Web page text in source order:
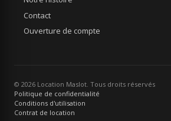
Contact
Ouverture de compte
© 2026 Location Maslot. Tous droits réservés
Politique de confidentialité
Conditions d'utilisation
Contrat de location